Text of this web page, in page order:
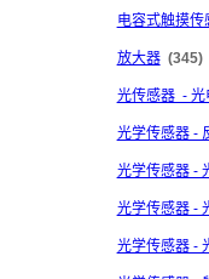
电容式触摸传
放大器 (345)
光传感器 - 光
光学传感器 -
光学传感器 -
光学传感器 -
光学传感器 -